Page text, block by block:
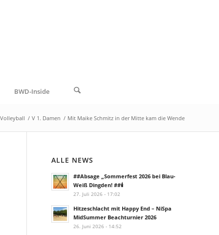
BWD-Inside
Volleyball / V 1. Damen / Mit Maike Schmitz in der Mitte kam die Wende
ALLE NEWS
##Absage „Sommerfest 2026 bei Blau-
Weiß Dingden! ##🕯️
27. Juli 2026 - 17:02
Hitzeschlacht mit Happy End – NiSpa
MidSummer Beachturnier 2026
26. Juni 2026 - 14:52